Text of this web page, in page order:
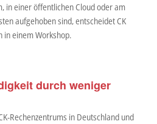
in einer öffentlichen Cloud oder am
aufgehoben sind, entscheidet CK
in einem Workshop.
durch weniger
Rechenzentrums in Deutschland und